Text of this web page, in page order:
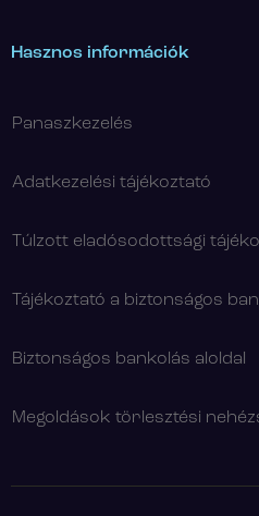
Hasznos információk
Panaszkezelés
Adatkezelési tájékoztató
Túlzott eladósodottsági
Tájékoztató a biztonságos
Biztonságos bankolás aloldal
Megoldások törlesztési